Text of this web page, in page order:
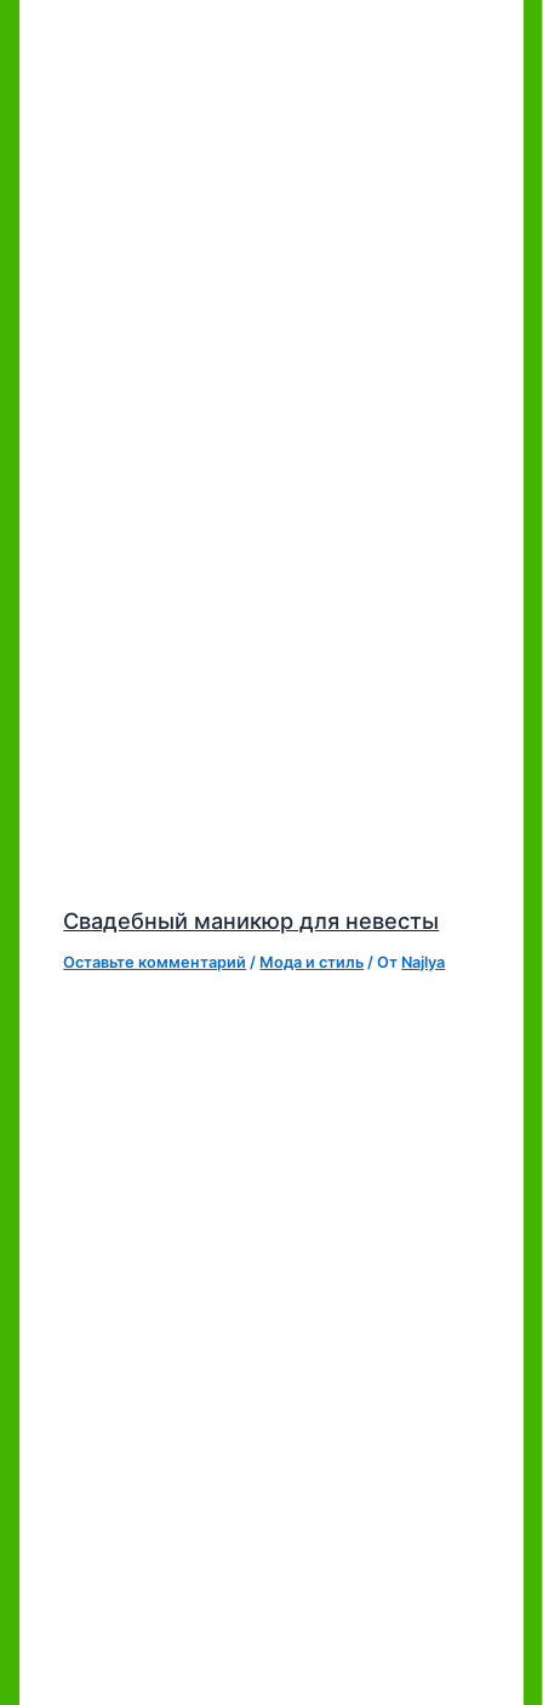
Свадебный маникюр для невесты
Оставьте комментарий / Мода и стиль / От Najlya